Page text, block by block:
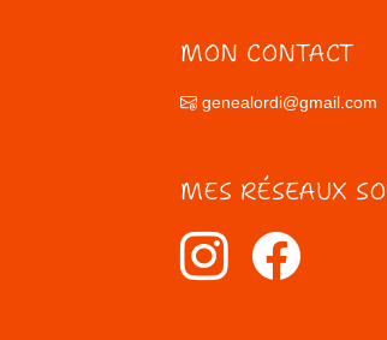
MON CONTACT
genealordi@gmail.com
MES RÉSEAUX